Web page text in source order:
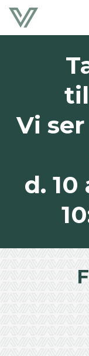
Vi
d.